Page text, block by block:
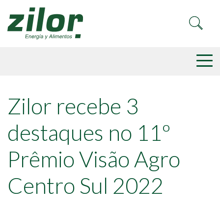
Zilor recebe 3
destaques no 11º
Prêmio Visão Agro
Centro Sul 2022